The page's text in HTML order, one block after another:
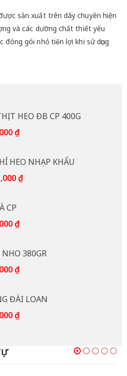
sản xuất trên dây chuyền hiện
và các dưỡng chất thiết yếu
gói nhỏ tiện lợi khi sử dụng
HEO ĐB CP 400G
₫.
₫Giá
là:
55,000 ₫.
HEO NHẠP KHẨU
₫.
₫Giá
CP
₫.
₫Giá
là:
85,000 ₫.
380GR
₫.
₫Giá
là:
12,000 ₫.
ĐÀI LOAN
₫.
₫Giá